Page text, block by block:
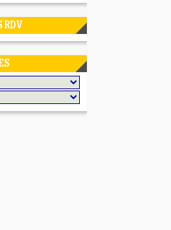
RDV